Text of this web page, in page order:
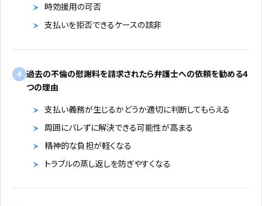
時効援用の可否
支払いを拒否できるケースの該非
4 過去の不倫の慰謝料を請求されたら弁護士への依頼を勧める4
つの理由
支払い義務が生じるかどうか適切に判断してもらえる
周囲にバレずに解決できる可能性が高まる
精神的な負担が軽くなる
トラブルの蒸し返しを防ぎやすくなる